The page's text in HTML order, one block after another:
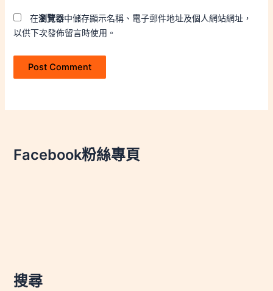
在瀏覽器中儲存顯示名稱、電子郵件地址及個人網站網址，
以供下次發佈留言時使用。
Facebook粉絲專頁
搜尋